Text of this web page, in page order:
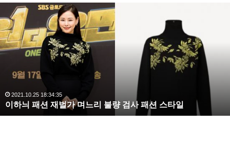
하
늬
패
션
며
느
리
2021.10.25 18:34:35
이하늬 패션 재벌가 며느리 불량 검사 패션 스타일